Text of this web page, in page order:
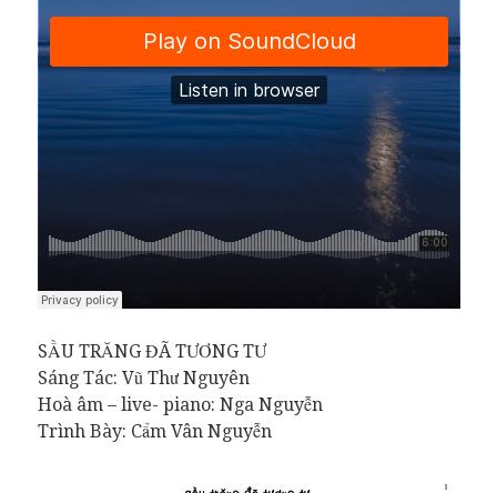
SẦU TRĂNG ĐÃ TƯƠNG TƯ
Sáng Tác: Vũ Thư Nguyên
Hoà âm – live- piano: Nga Nguyễn
Trình Bày: Cẩm Vân Nguyễn